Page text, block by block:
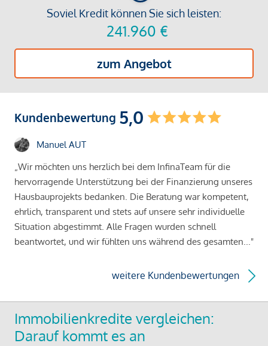
Soviel Kredit können Sie sich leisten:
241.960 €
zum Angebot
Kundenbewertung 5,0
Manuel AUT
„Wir möchten uns herzlich bei dem InfinaTeam für die
hervorragende Unterstützung bei der Finanzierung unseres
Hausbauprojekts bedanken. Die Beratung war kompetent,
ehrlich, transparent und stets auf unsere sehr individuelle
Situation abgestimmt. Alle Fragen wurden schnell
beantwortet, und wir fühlten uns während des gesamten..."
weitere Kundenbewertungen
Immobilienkredite vergleichen:
Darauf kommt es an